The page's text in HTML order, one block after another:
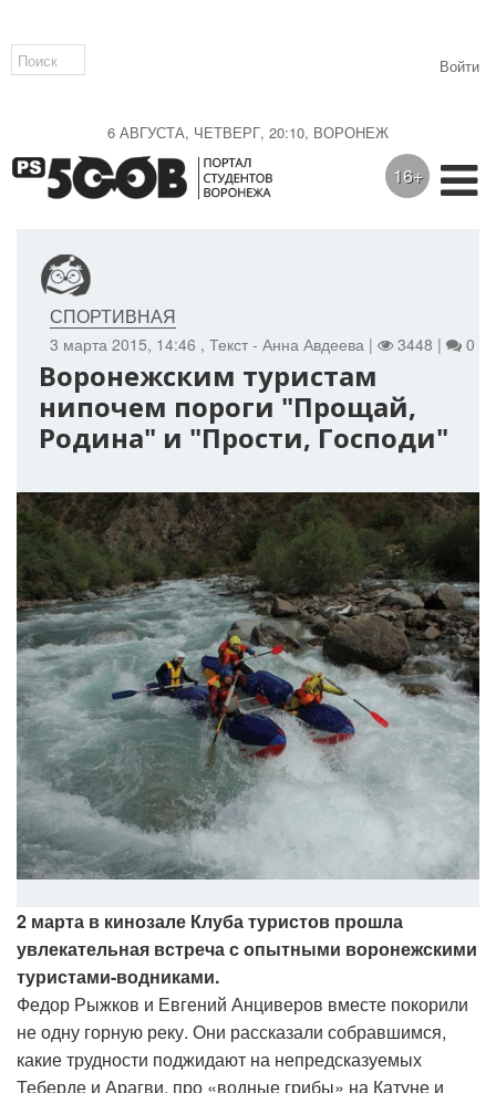
6 АВГУСТА, ЧЕТВЕРГ, 20:10, ВОРОНЕЖ
Войти
16+
3 марта 2015, 14:46 , Текст - Анна Авдеева | 3448 | 0
СПОРТИВНАЯ
Воронежским туристам
нипочем пороги "Прощай,
Родина" и "Прости, Господи"
2 марта в кинозале Клуба туристов прошла
увлекательная встреча с опытными воронежскими
туристами-водниками.
Федор Рыжков и Евгений Анциверов вместе покорили
не одну горную реку. Они рассказали собравшимся,
какие трудности поджидают на непредсказуемых
Теберде и Арагви, про «водные грибы» на Катуне и